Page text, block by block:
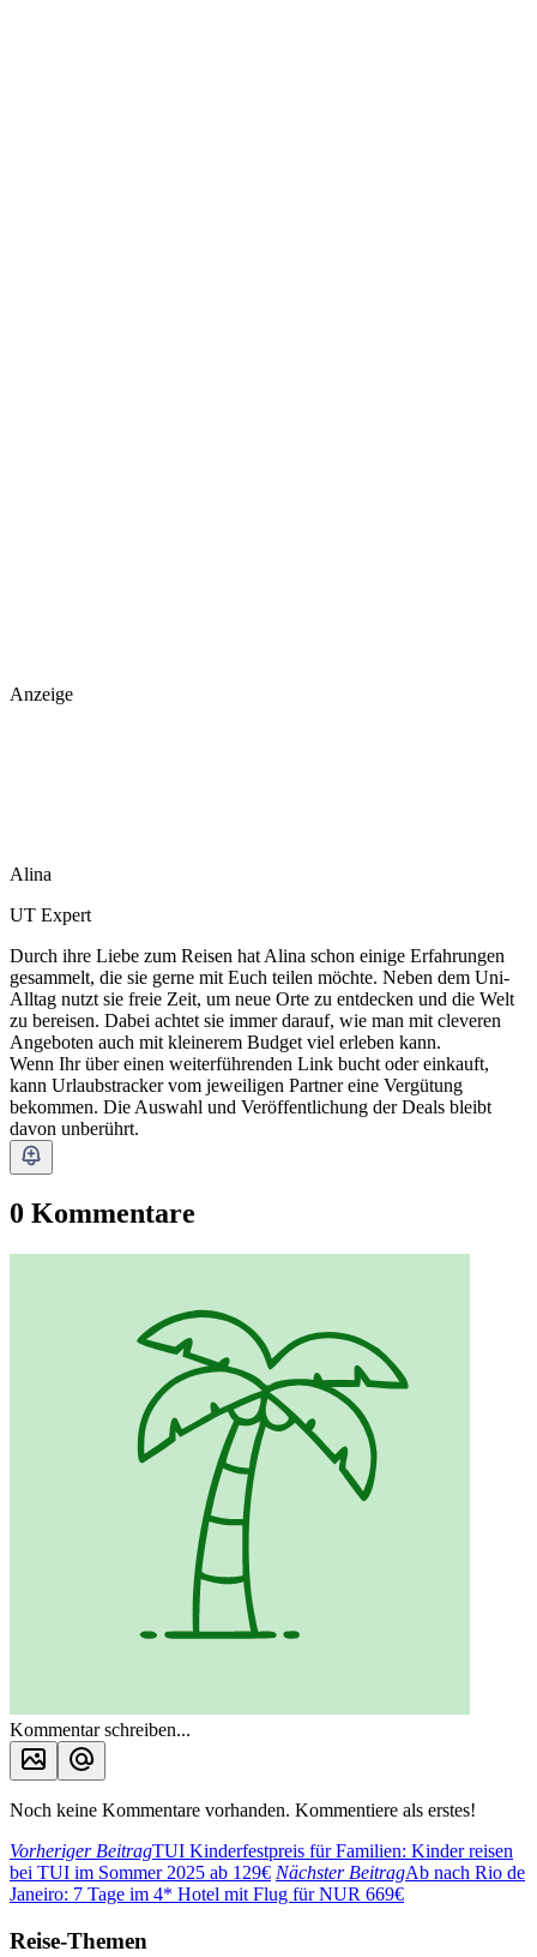
Anzeige
Alina
UT Expert
Durch ihre Liebe zum Reisen hat Alina schon einige Erfahrungen
gesammelt, die sie gerne mit Euch teilen möchte. Neben dem Uni-
Alltag nutzt sie freie Zeit, um neue Orte zu entdecken und die Welt
zu bereisen. Dabei achtet sie immer darauf, wie man mit cleveren
Angeboten auch mit kleinerem Budget viel erleben kann.
Wenn Ihr über einen weiterführenden Link bucht oder einkauft,
kann Urlaubstracker vom jeweiligen Partner eine Vergütung
bekommen. Die Auswahl und Veröffentlichung der Deals bleibt
davon unberührt.
0 Kommentare
Kommentar schreiben...
Noch keine Kommentare vorhanden. Kommentiere als erstes!
Vorheriger BeitragTUI Kinderfestpreis für Familien: Kinder reisen
bei TUI im Sommer 2025 ab 129€ Nächster BeitragAb nach Rio de
Janeiro: 7 Tage im 4* Hotel mit Flug für NUR 669€
Reise-Themen